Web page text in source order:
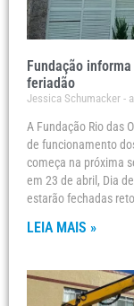
Fundação
feriadão
Jessica Schumacker
A Fundação Rio das
de funcionamento
começa na próxima
em 23 de abril, Dia
estarão fechadas
LEIA MAIS »